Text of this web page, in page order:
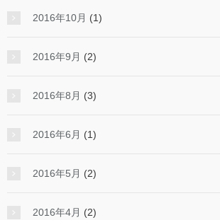
2016年10月 (1)
2016年9月 (2)
2016年8月 (3)
2016年6月 (1)
2016年5月 (2)
2016年4月 (2)